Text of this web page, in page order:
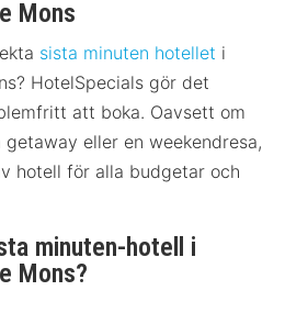
Mons
sista minuten hotellet i
HotelSpecials gör det
att boka. Oavsett om
eller en weekendresa,
hotell för alla budgetar och
minuten-hotell i
Mons?